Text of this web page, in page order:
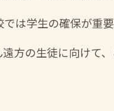
は学生の確保が重
方の生徒に向けて